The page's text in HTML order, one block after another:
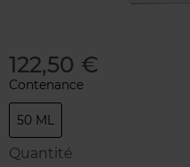
122,50 €
Contenance
50 ML
Quantité